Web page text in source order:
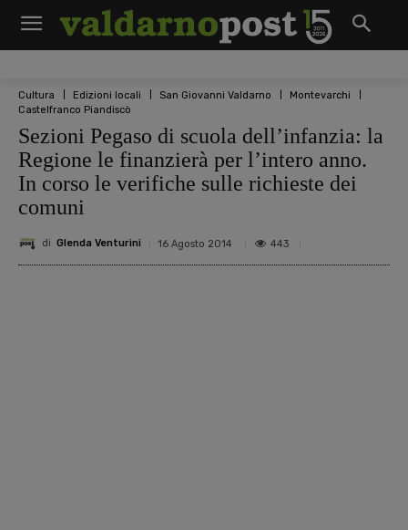
Cultura Edizioni locali San Giovanni Valdarno
Montevarchi
Castelfranco Piandiscò
Sezioni Pegaso di scuola dell’infanzia: la
Regione le finanzierà per l’intero anno.
In corso le verifiche sulle richieste dei
comuni
di Glenda Venturini 16 Agosto 2014 443